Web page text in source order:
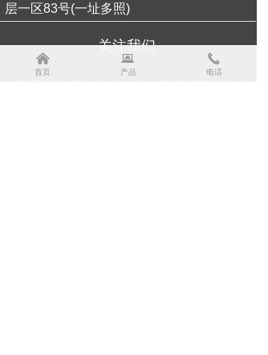
关注我们
层一区83号(一址多照)
낀
首页
뀵
产品
끅
电话